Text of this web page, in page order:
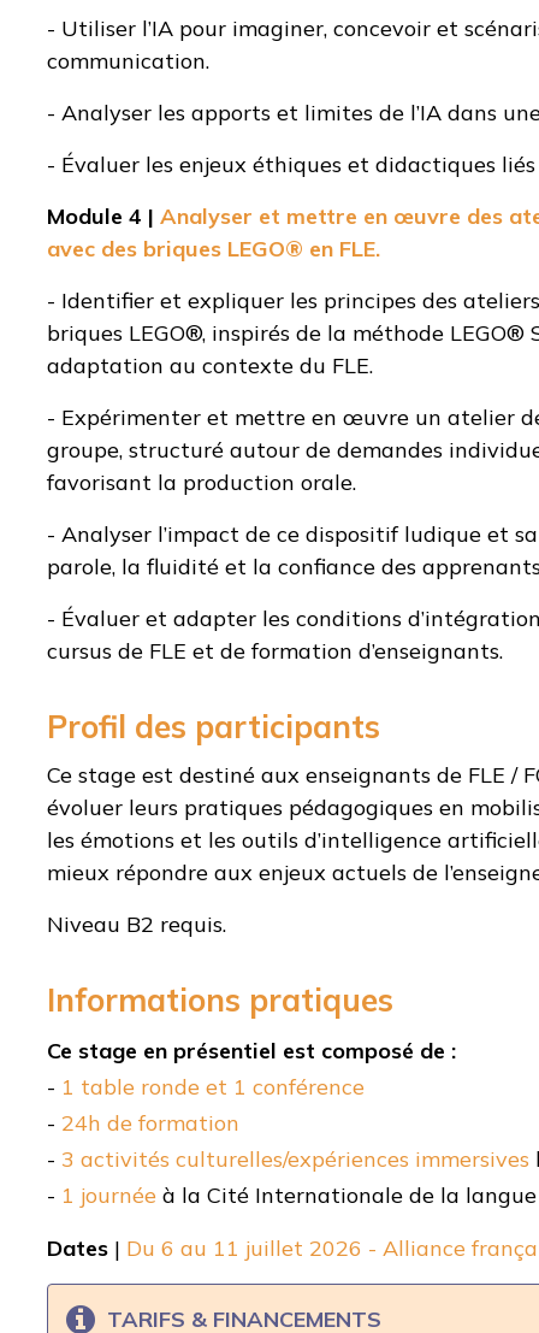
- Utiliser l’IA pour imaginer, concevoir et
communication.
- Analyser les apports et limites de l’IA dans
- Évaluer les enjeux éthiques et didactiques
Module 4 | Analyser et mettre en œuvre des
avec des briques LEGO® en FLE.
- Identifier et expliquer les principes des
briques LEGO®, inspirés de la méthode LEGO®
adaptation au contexte du FLE.
- Expérimenter et mettre en œuvre un atelier
groupe, structuré autour de demandes
favorisant la production orale.
- Analyser l’impact de ce dispositif ludique et
parole, la fluidité et la confiance des
- Évaluer et adapter les conditions
cursus de FLE et de formation d’enseignants.
Profil des participants
Ce stage est destiné aux enseignants de FLE /
évoluer leurs pratiques pédagogiques en
les émotions et les outils d’intelligence
mieux répondre aux enjeux actuels de
Niveau B2 requis.
Informations pratiques
Ce stage en présentiel est composé de :
- 1 table ronde et 1 conférence
- 24h de formation
- 3 activités culturelles/expériences immersives
- 1 journée à la Cité Internationale de la
Dates | Du 6 au 11 juillet 2026 - Alliance
TARIFS & FINANCEMENTS